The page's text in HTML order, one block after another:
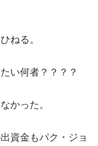
ねる。
い何者？？？？
かった。
資金もパク・ジョ